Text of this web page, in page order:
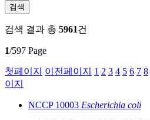
검색 결과 총 5961건
1/597 Page
첫페이지 이전페이지 1 2 3 4 5 6 7 8
이지
NCCP 10003 Escherichia coli